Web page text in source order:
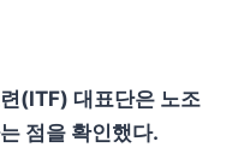
(ITF) 대표단은 노조
점을 확인했다.